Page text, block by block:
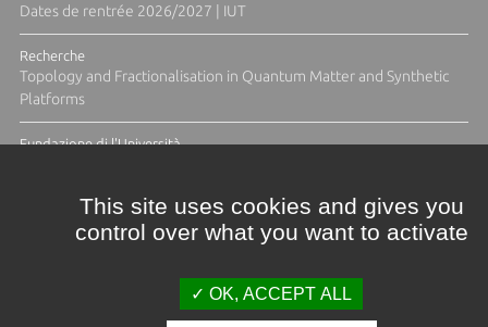
Dates de rentrée 2026/2027 | IUT
Recherche
Topology and Fractionalisation in Quantum Matter and Synthetic
Platforms
Fundazione di l'Università
This site uses cookies and gives you
control over what you want to activate
OK, ACCEPT ALL